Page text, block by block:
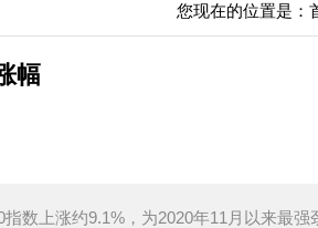
您现在的位置是：
幅
数上涨约9.1%，为2020年11月以来最强